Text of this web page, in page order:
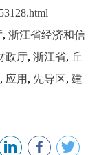
,浙江省经济和信
政厅,浙江省, 丘
, 应用 , 先导区,建